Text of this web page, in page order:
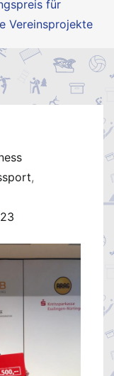
für
Vereinsprojekte
,